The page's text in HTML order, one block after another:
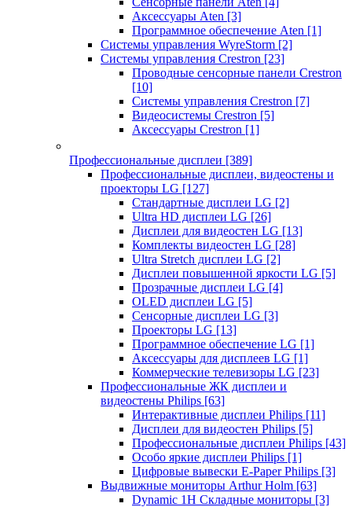
Аксессуары Aten [3]
Программное обеспечение Aten [1]
Системы управления WyreStorm [2]
Системы управления Crestron [23]
Проводные сенсорные панели Crestron
[10]
Системы управления Crestron [7]
Видеосистемы Crestron [5]
Аксессуары Crestron [1]
Профессиональные дисплеи [389]
Профессиональные дисплеи, видеостены и
проекторы LG [127]
Стандартные дисплеи LG [2]
Ultra HD дисплеи LG [26]
Дисплеи для видеостен LG [13]
Комплекты видеостен LG [28]
Ultra Stretch дисплеи LG [2]
Дисплеи повышенной яркости LG [5]
Прозрачные дисплеи LG [4]
OLED дисплеи LG [5]
Сенсорные дисплеи LG [3]
Проекторы LG [13]
Программное обеспечение LG [1]
Аксессуары для дисплеев LG [1]
Коммерческие телевизоры LG [23]
Профессиональные ЖК дисплеи и
видеостены Philips [63]
Интерактивные дисплеи Philips [11]
Дисплеи для видеостен Philips [5]
Профессиональные дисплеи Philips [43]
Особо яркие дисплеи Philips [1]
Цифровые вывески E-Paper Philips [3]
Выдвижные мониторы Arthur Holm [63]
Dynamic 1Н Складные мониторы [3]